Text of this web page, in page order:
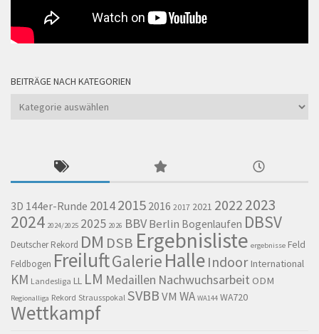
BEITRÄGE NACH KATEGORIEN
Beiträge
3D 144er-Runde 20142015 2016 2017 2021 20222023
2024 2024/2025 2025 2026 BBVBerlin Bogenlaufen DBSV
Deutscher Rekord DM DSB Ergebnisliste ergebnisse Feld
Feldbogen FreiluftGalerie Halle Indoor International
KM Landesliga LL LM Medaillen Nachwuchsarbeit ODM
Regionalliga Rekord Strausspokal SVBBVM WA WA144 WA720
Wettkampf